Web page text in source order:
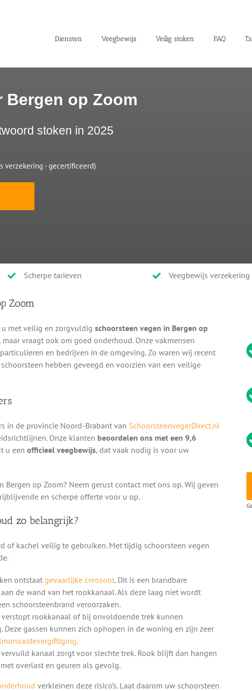
Diensten Veegbewijs Veilig stoken FAQ
Bergen op Zoom
stoken in 2025
verzekering - gecertificeerd)
Scherpe tarieven Veegbewijs verzekering
Zoom
met veilig en zorgvuldig schoorsteen vegen in Bergen op
vraagt ook om goed onderhoud. Onze vakmensen
en bedrijven in de omgeving. Zo waren wij recent
hebben geveegd en voorzien van een veilige
in de provincie Noord-Brabant van SchoorsteenvegerDirect.nl
Onze klanten beoordelen ons met een 9,6
u een officieel veegbewijs, dat vaak nodig is voor uw
op Zoom? Neem gerust contact met ons op. Wij geven
en scherpe offerte voor u op.
zo belangrijk?
of kachel veilig te gebruiken. Met tijdig schoorsteen vegen
ontstaat gevaarlijke creosoot. Dit is een brandbare
de wand van het rookkanaal. Als deze laag niet wordt
schoorsteenbrand veroorzaken.
rookkanaal of bij onvoldoende trek kunnen
Deze gassen kunnen zich ophopen in de woning en zijn zeer
kanaal zorgt voor slechte trek. Rook blijft dan hangen
overlast en geuren als gevolg.
verkleinen deze risico’s. Laat daarom uw schoorsteen